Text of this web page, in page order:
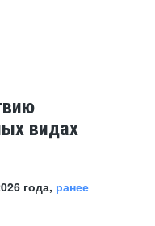
видах
года, ранее